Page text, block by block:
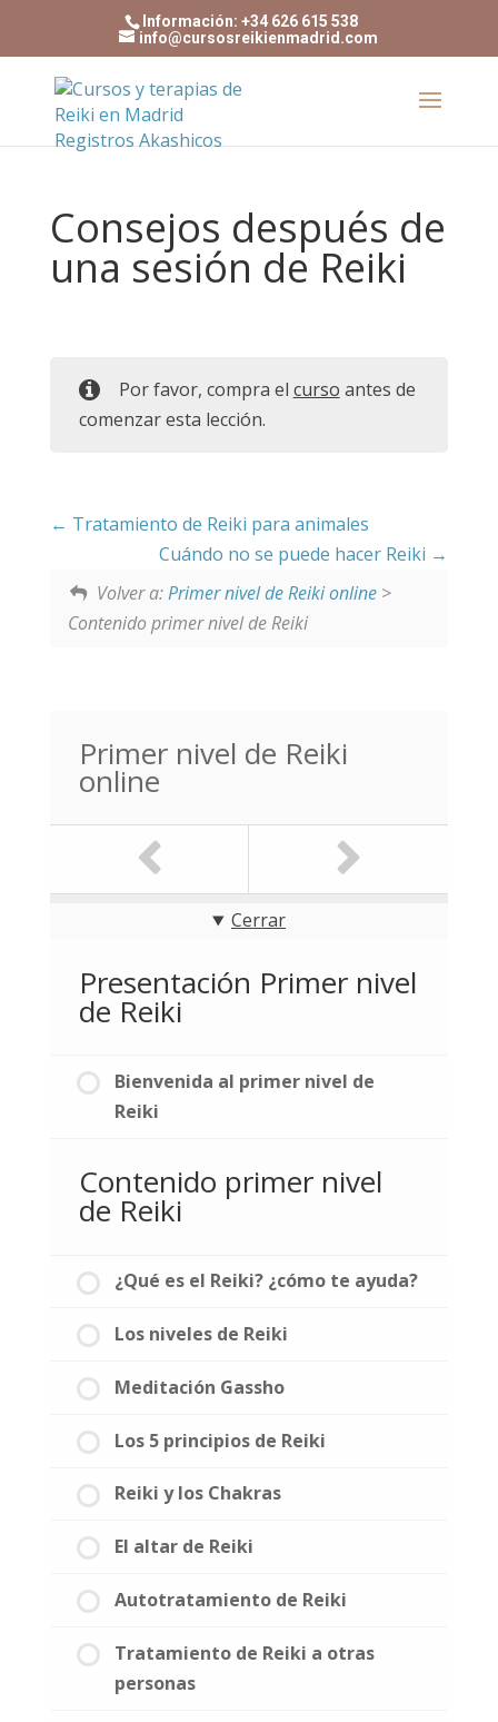
Información: +34 626 615 538
info@cursosreikienmadrid.com
Consejos después de
una sesión de Reiki
Por favor, compra el curso antes de
comenzar esta lección.
Tratamiento de Reiki para animales
Cuándo no se puede hacer Reiki
Volver a:Primer nivel de Reiki online>
Contenido primer nivel de Reiki
Primer nivel de Reiki
online
Cerrar
Presentación Primer nivel
de Reiki
Bienvenida al primer nivel de
Reiki
Contenido primer nivel
de Reiki
¿Qué es el Reiki? ¿cómo te ayuda?
Los niveles de Reiki
Meditación Gassho
Los 5 principios de Reiki
Reiki y los Chakras
El altar de Reiki
Autotratamiento de Reiki
Tratamiento de Reiki a otras
personas